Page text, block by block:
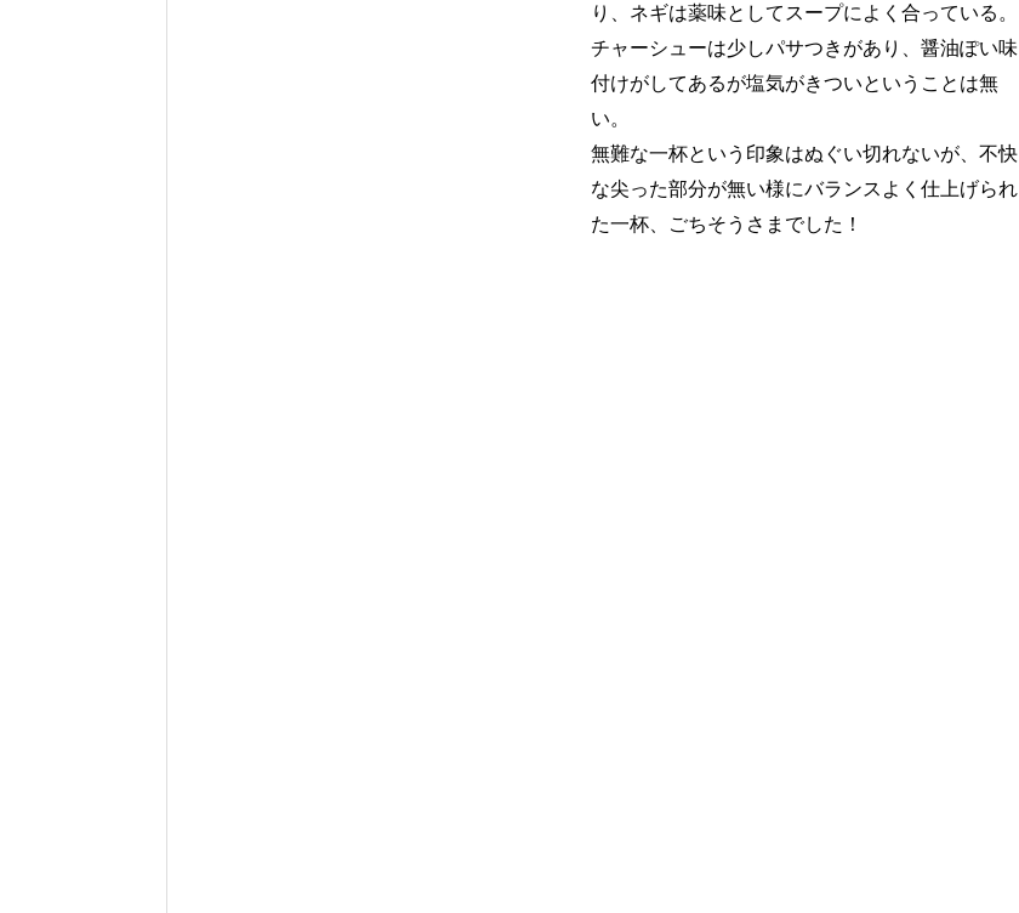
り、ネギは薬味としてスープによく合っている。
チャーシューは少しパサつきがあり、醤油ぽい味
付けがしてあるが塩気がきついということは無
い。
無難な一杯という印象はぬぐい切れないが、不快
な尖った部分が無い様にバランスよく仕上げられ
た一杯、ごちそうさまでした！